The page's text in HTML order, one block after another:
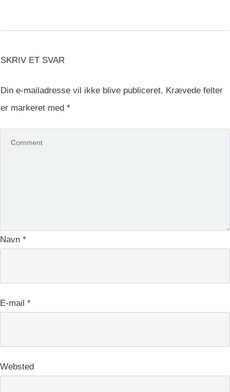
SKRIV ET SVAR
Din e-mailadresse vil ikke blive publiceret. Krævede felter
er markeret med *
Navn *
E-mail *
Websted